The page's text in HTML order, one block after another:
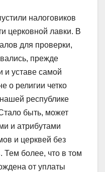
налоговиков
церковной лавки. В
для проверки,
прежде
и уставе самой
о религии четко
республике
быть, может
и атрибутами
и церквей без
Тем более, что в том
от уплаты